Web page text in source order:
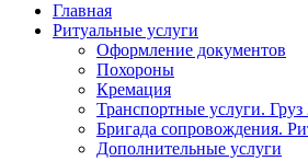
Главная
Ритуальные услуги
Оформление документов
Похороны
Кремация
Транспортные услуги. Груз
Бригада сопровождения.
Дополнительные услуги